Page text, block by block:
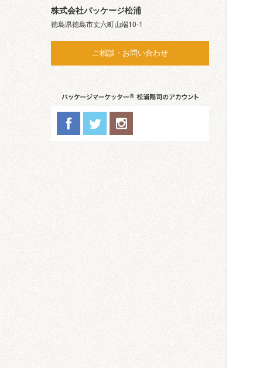
株式会社パッケージ松浦
徳島県徳島市丈六町山端10-1
ご相談・お問い合わせ